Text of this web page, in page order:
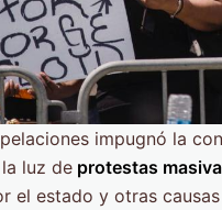
impugnó la
luz de protestas
el estado y otras